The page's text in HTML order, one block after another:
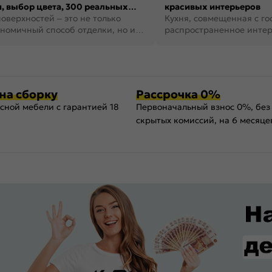
выбор цвета, 300 реальных
– это не только
способ отделки, но и
красивых интерьеров
Кухня, совмещенная с
распространенное
сборку
мебели с гарантией 18
Рассрочка 0%
Первоначальный взнос 0%,
скрытых комиссий, на 6